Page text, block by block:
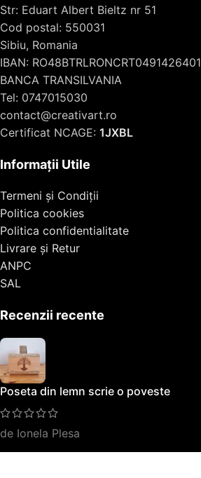
Str: Eduart Albert Bieltz nr 51
Cod postal: 550031
Sibiu, Romania
IBAN: RO48BTRLRONCRT0491426401
BANCA TRANSILVANIA
Tel: 0747015030
contact@creativart.ro
Certificat NCAGE: 1JXBL
Informații Utile
Termeni și Condiții
Politica cookies
Politica confidentialitate
Livrare și Retur
ANPC
SAL
Recenzii recente
Poseta din lemn scrie o poveste
de Ionela Plesa